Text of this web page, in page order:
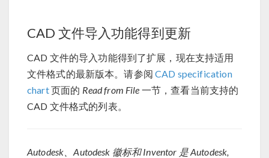
CAD 文件导入功能得到更新
CAD 文件的导入功能得到了扩展，现在支持适用
文件格式的最新版本。请参阅CAD specification
chart页面的 Read from File 一节，查看当前支持的
CAD 文件格式的列表。
Autodesk、Autodesk 徽标和 Inventor 是 Autodesk,